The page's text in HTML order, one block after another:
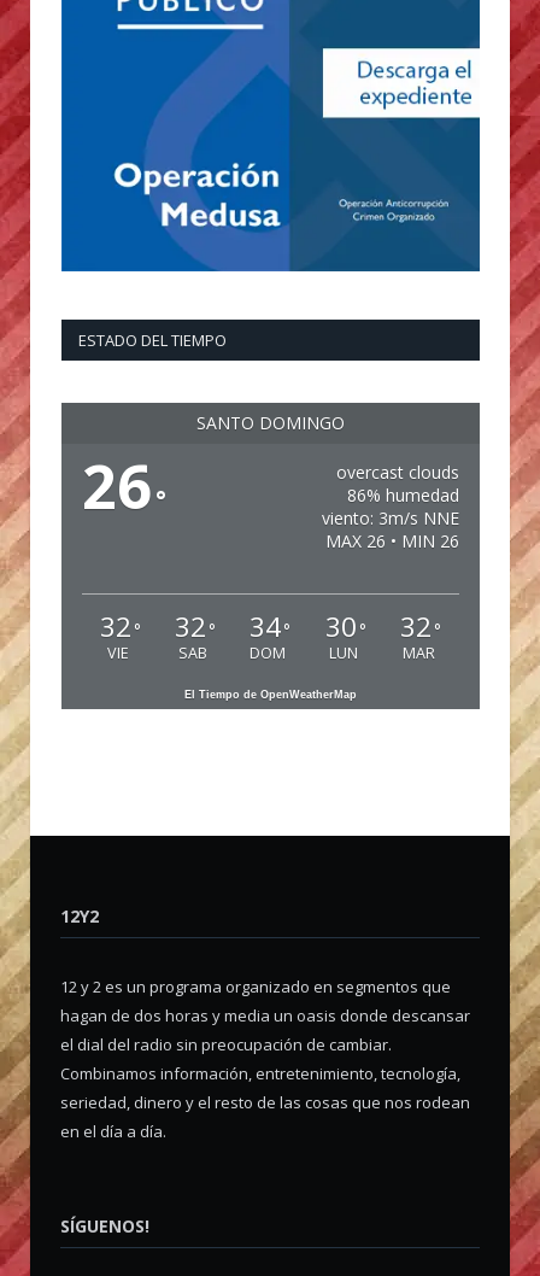
ESTADO DEL TIEMPO
SANTO DOMINGO
26°
overcast clouds
86% humedad
viento: 3m/s NNE
MAX 26 • MIN 26
32 °
VIE
32 °
SAB
34°
DOM
30 °
LUN
32 °
MAR
El Tiempo de OpenWeatherMap
12Y2
12 y 2 es un programa organizado en segmentos que
hagan de dos horas y media un oasis donde descansar
el dial del radio sin preocupación de cambiar.
Combinamos información, entretenimiento, tecnología,
seriedad, dinero y el resto de las cosas que nos rodean
en el día a día.
SÍGUENOS!